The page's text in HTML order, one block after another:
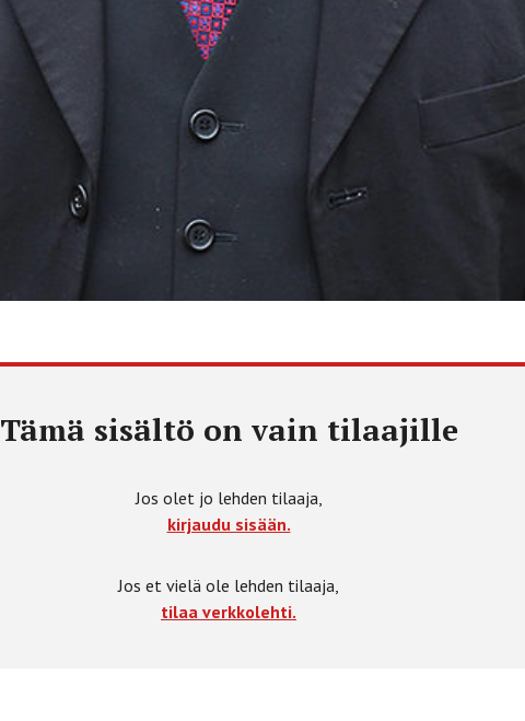
Tämä sisältö on vain tilaajille
Jos olet jo lehden tilaaja,
kirjaudu sisään.
Jos et vielä ole lehden tilaaja,
tilaa verkkolehti.